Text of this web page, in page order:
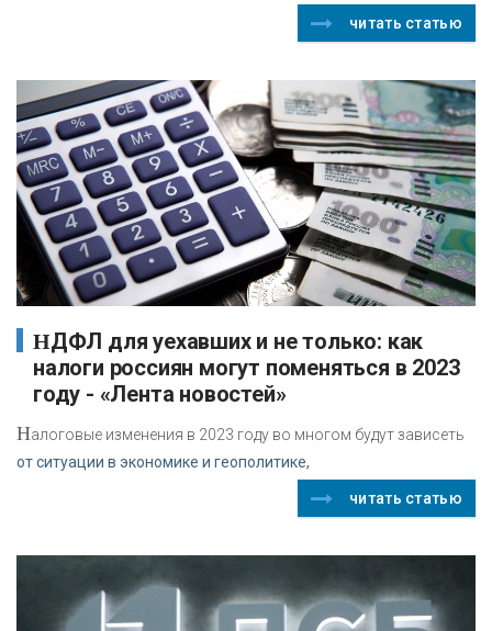
читать статью
НДФЛ для уехавших и не только: как
налоги россиян могут поменяться в 2023
году - «Лента новостей»
Налоговые изменения в 2023 году во многом будут зависеть
от ситуации в экономике и геополитике,
читать статью